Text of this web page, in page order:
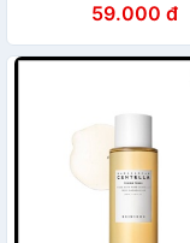
59.000 đ